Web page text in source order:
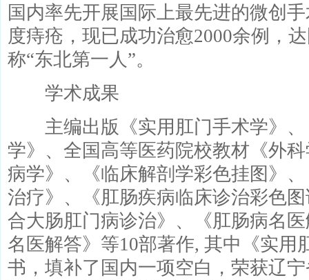
国内率先开展国际上最先进的微创
度痔疮，现已成功治愈2000余例，
称“东北第一人”。
学术成果
主编出版《实用肛门手术学》、
学》、全国高等医药院校教材《外
病学》、《临床解剖学彩色挂图》
治疗》、《肛肠疾病临床诊治彩色
合大肠肛门病诊治》、《肛肠病名
名医解答》等10部著作, 其中《实用
书，填补了国内一项空白，荣获辽